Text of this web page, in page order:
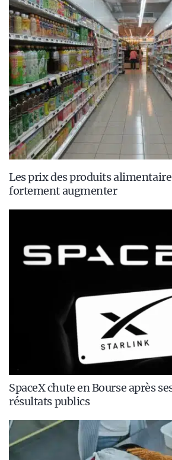
Les prix des produits
fortement augmenter
SpaceX chute en Bourse après
résultats publics